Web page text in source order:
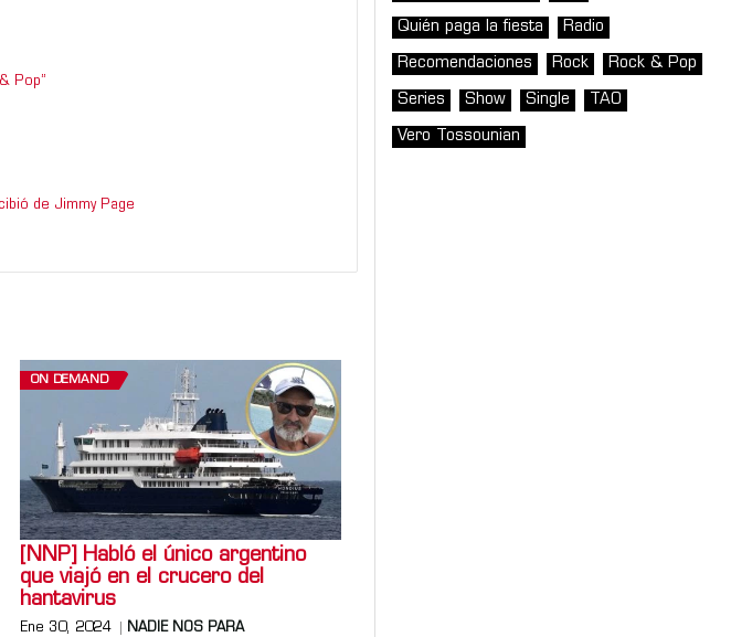
Pop”
de Jimmy Page
ON DEMAND
[NNP] Habló el único argentino
que viajó en el crucero del
hantavirus
Ene 30, 2024 NADIE NOS PARA
Quién paga la fiesta Radio
Recomendaciones Rock Rock & Pop
Series Show Single TAO
Vero Tossounian